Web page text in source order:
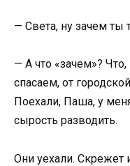
— Света, ну зачем ты
— А что «зачем»?
спасаем, от
Поехали, Паша, у
сырость разводить.
Они уехали. Скрежет